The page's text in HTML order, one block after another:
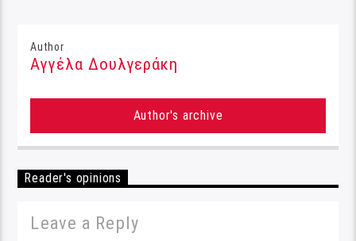
Author
Αγγέλα Δουλγεράκη
Author's archive
Reader's opinions
Leave a Reply